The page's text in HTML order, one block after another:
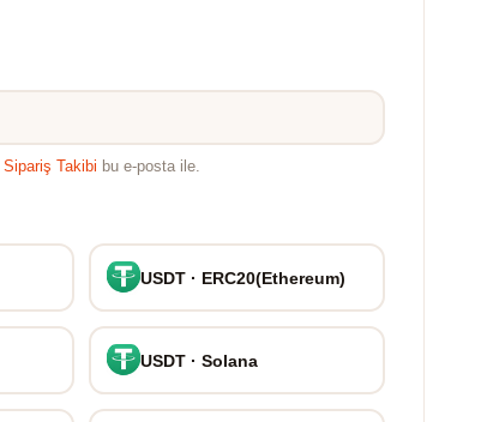
Sipariş Takibi bu e-posta ile.
USDT · ERC20(Ethereum)
USDT · Solana